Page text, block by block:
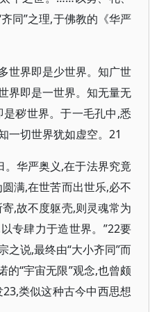
同”之理,于佛教的《华严
世界即是少世界。知广世
界即是一世界。知无量无
秽世界。于一毛孔中,悉
一切世界犹如虚空。21
华严奥义,在于法界究竟
满,在世苦而出世乐,必不
,故不度躯壳,则灵魂常为
专肆力于造世界。”22要
之说,最终由“大小齐同”而
“宇宙无限”观念,也曾颇
类似这种古今中西思想